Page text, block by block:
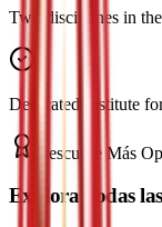
Two disciplines in
Dedicated Institute
Descubre Más
Explora Todas